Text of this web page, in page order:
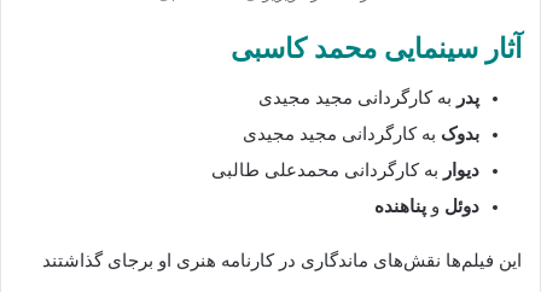
آثار سینمایی محمد کاسبی
پدر به کارگردانی مجید مجیدی
بدوک به کارگردانی مجید مجیدی
دیوار به کارگردانی محمدعلی طالبی
دوئل و پناهنده
این فیلم‌ها نقش‌های ماندگاری در کارنامه هنری او برجای گذاشتند